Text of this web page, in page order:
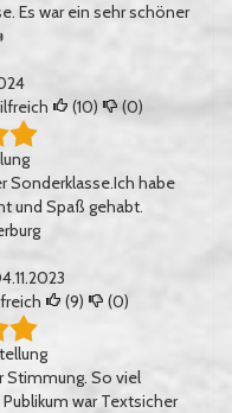
Es war ein sehr schöner
(10) (0)
Sonderklasse.Ich habe
und Spaß gehabt.
(9) (0)
Stimmung. So viel
war Textsicher